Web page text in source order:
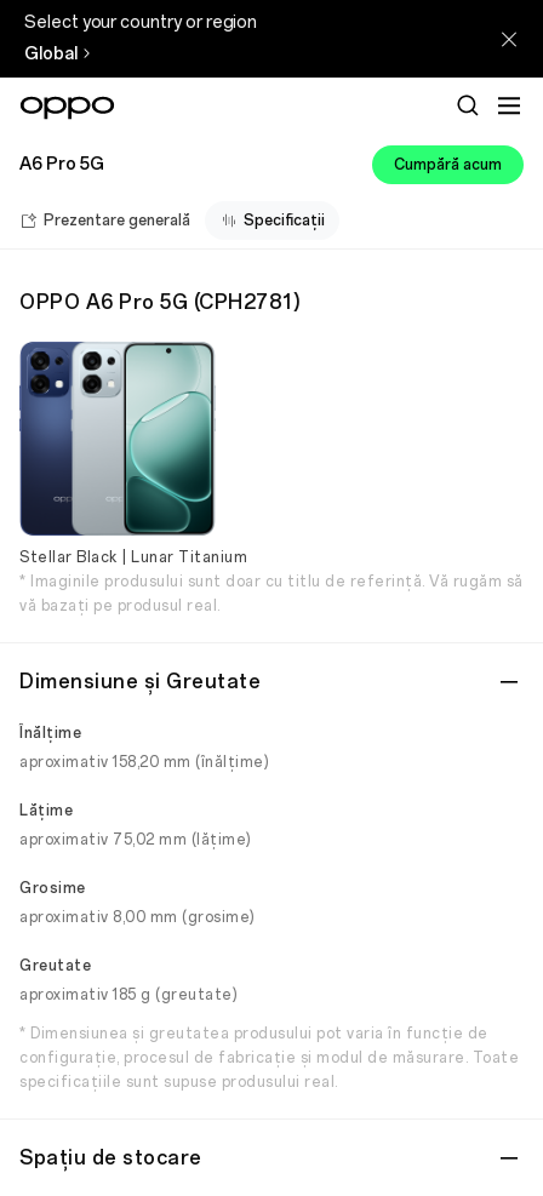
Select your country or region
Global
A6 Pro 5G Cumpără acum
Prezentare generală Specificații
OPPO A6 Pro 5G (CPH2781 )
Stellar Black | Lunar Titanium
* Imaginile produsului sunt doar cu titlu de referință. Vă rugăm să
vă bazați pe produsul real.
Dimensiune și Greutate
Înălţime
aproximativ 158,20 mm (înălțime)
Lăţime
aproximativ 75,02 mm (lățime)
Grosime
aproximativ 8,00 mm (grosime)
Greutate
aproximativ 185 g (greutate)
* Dimensiunea și greutatea produsului pot varia în funcție de
configurație, procesul de fabricație și modul de măsurare. Toate
specificațiile sunt supuse produsului real.
Spațiu de stocare